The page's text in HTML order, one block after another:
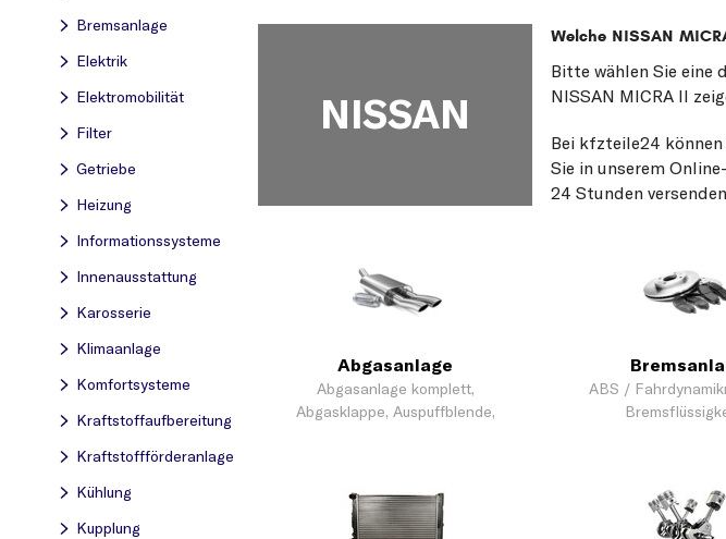
Bremsanlage
Elektrik
Elektromobilität
Filter
Getriebe
Heizung
Informationssysteme
Innenausstattung
Karosserie
Klimaanlage
Komfortsysteme
Kraftstoff­aufbereitung
Kraftstoff­förderanlage
Kühlung
Kupplung
NISSAN
Welche NISSAN
Bitte wählen Sie eine
NISSAN MICRA II
Bei kfzteile24
Sie in unserem
24 Stunden
Abgasanlage
Abgasanlage komplett,
Abgasklappe, Auspuffblende,
ABS /